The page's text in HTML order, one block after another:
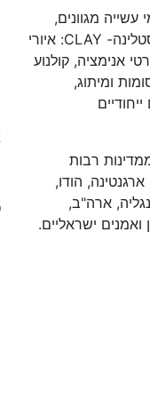
מגוונים,
המבצעים שימוש בחומר הפלסטלינה- CLAY: איורי
אנימציה, קולנוע
ומיתוג,
רבות
הודו,
ארה"ב,
ואמנים ישראליים.